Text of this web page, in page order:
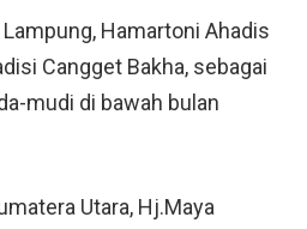
Hamartoni Ahadis
Cangget Bakha, sebagai
mudi di bawah bulan
Utara, Hj.Maya